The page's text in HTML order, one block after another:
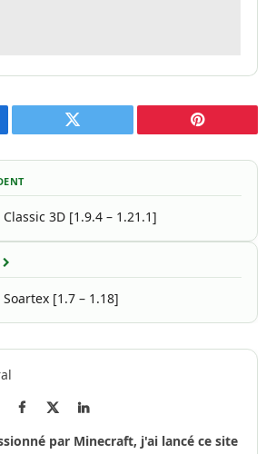
Twitter Pinterest
3D [1.9.4 – 1.21.1]
[1.7 – 1.18]
Facebook LinkedIn
par Minecraft, j'ai lancé ce site